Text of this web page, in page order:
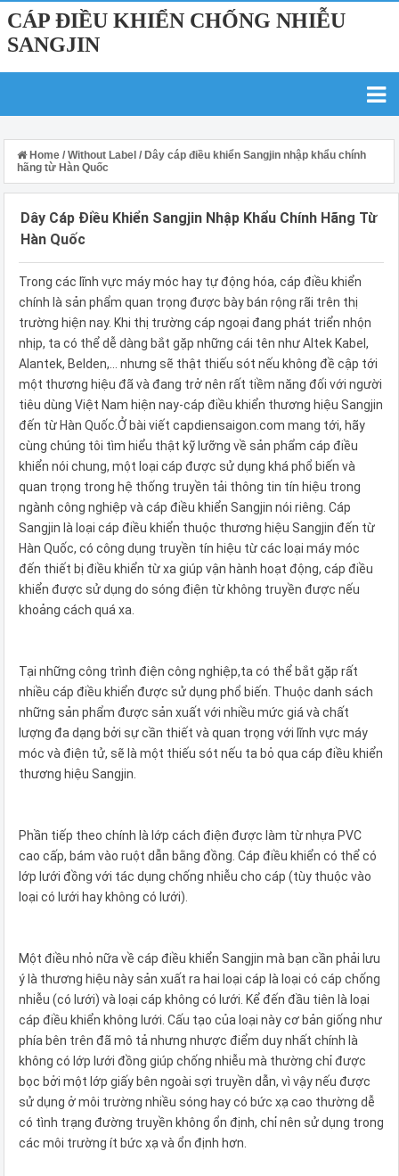
CÁP ĐIỀU KHIỂN CHỐNG NHIỄU
SANGJIN
Home / Without Label / Dây cáp điều khiển Sangjin nhập khẩu chính
hãng từ Hàn Quốc
Dây Cáp Điều Khiển Sangjin Nhập Khẩu Chính Hãng Từ
Hàn Quốc
Trong các lĩnh vực máy móc hay tự động hóa, cáp điều khiển
chính là sản phẩm quan trọng được bày bán rộng rãi trên thị
trường hiện nay. Khi thị trường cáp ngoại đang phát triển nhộn
nhịp, ta có thể dễ dàng bắt gặp những cái tên như Altek Kabel,
Alantek, Belden,… nhưng sẽ thật thiếu sót nếu không đề cập tới
một thương hiệu đã và đang trở nên rất tiềm năng đối với người
tiêu dùng Việt Nam hiện nay-cáp điều khiển thương hiệu Sangjin
đến từ Hàn Quốc.Ở bài viết capdiensaigon.com mang tới, hãy
cùng chúng tôi tìm hiểu thật kỹ lưỡng về sản phẩm cáp điều
khiển nói chung, một loại cáp được sử dụng khá phổ biến và
quan trọng trong hệ thống truyền tải thông tin tín hiệu trong
ngành công nghiệp và cáp điều khiển Sangjin nói riêng. Cáp
Sangjin là loại cáp điều khiển thuộc thương hiệu Sangjin đến từ
Hàn Quốc, có công dụng truyền tín hiệu từ các loại máy móc
đến thiết bị điều khiển từ xa giúp vận hành hoạt động, cáp điều
khiển được sử dụng do sóng điện từ không truyền được nếu
khoảng cách quá xa.
Tại những công trình điện công nghiệp,ta có thể bắt gặp rất
nhiều cáp điều khiển được sử dụng phổ biến. Thuộc danh sách
những sản phẩm được sản xuất với nhiều mức giá và chất
lượng đa dạng bởi sự cần thiết và quan trọng với lĩnh vực máy
móc và điện tử, sẽ là một thiếu sót nếu ta bỏ qua cáp điều khiển
thương hiệu Sangjin.
Phần tiếp theo chính là lớp cách điện được làm từ nhựa PVC
cao cấp, bám vào ruột dẫn bằng đồng. Cáp điều khiển có thể có
lớp lưới đồng với tác dụng chống nhiễu cho cáp (tùy thuộc vào
loại có lưới hay không có lưới).
Một điều nhỏ nữa về cáp điều khiển Sangjin mà bạn cần phải lưu
ý là thương hiệu này sản xuất ra hai loại cáp là loại có cáp chống
nhiễu (có lưới) và loại cáp không có lưới. Kể đến đầu tiên là loại
cáp điều khiển không lưới. Cấu tạo của loại này cơ bản giống như
phía bên trên đã mô tả nhưng nhược điểm duy nhất chính là
không có lớp lưới đồng giúp chống nhiễu mà thường chỉ được
bọc bởi một lớp giấy bên ngoài sợi truyền dẫn, vì vậy nếu được
sử dụng ở môi trường nhiều sóng hay có bức xạ cao thường dễ
có tình trạng đường truyền không ổn định, chỉ nên sử dụng trong
các môi trường ít bức xạ và ổn định hơn.